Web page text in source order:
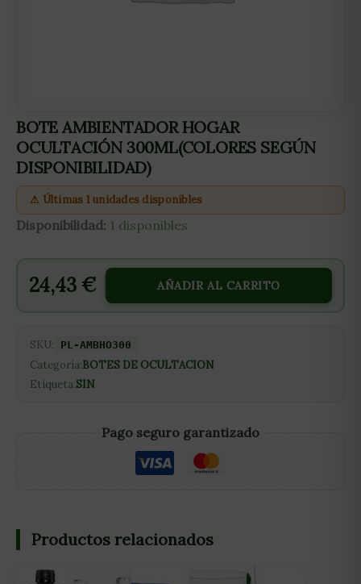
BOTE AMBIENTADOR HOGAR
OCULTACIÓN 300ML(COLORES SEGÚN
DISPONIBILIDAD)
⚠ Últimas 1 unidades disponibles
Disponibilidad: 1 disponibles
24,43 € AÑADIR AL CARRITO
SKU: PL-AMBHO300
Categoría:BOTES DE OCULTACION
Etiqueta:SIN
Pago seguro garantizado
Productos relacionados